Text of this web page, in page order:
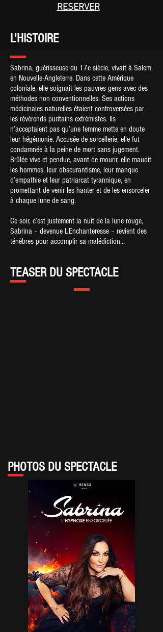
RESERVER
L'HISTOIRE
Sabrina, guérisseuse du 17e siècle, vivait à Salem,
en Nouvelle-Angleterre. Dans cette Amérique
coloniale, elle soignait les pauvres gens avec des
méthodes non conventionnelles. Ses actions
médicinales naturelles étaient controversées par
les révérends puritains extrémistes. Ils
n’acceptaient pas qu’une femme mette en doute
leur hégémonie. Accusée de sorcellerie, elle fut
condamnée à la peine de mort sans jugement.
Brûlée vive et pendue, avant de mourir, elle maudit
les hommes, leur obscurantisme, leur manque
d’empathie et leur patriarcat tyrannique, en
promettant de venir les hanter et de les ensorceler
à chaque lune de sang.
Ce soir, c’est justement la nuit de la lune rouge,
Sabrina – devenue L’Enchanteresse – revient des
ténèbres pour accomplir sa malédiction...
TEASER DU SPECTACLE
PHOTOS DU SPECTACLE